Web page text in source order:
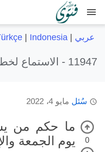
menu
عربي |
| Indonesia
11947 - الاستماع
سُئل مايو 4، 2022
0
ما حكم من
يوم الجمعة